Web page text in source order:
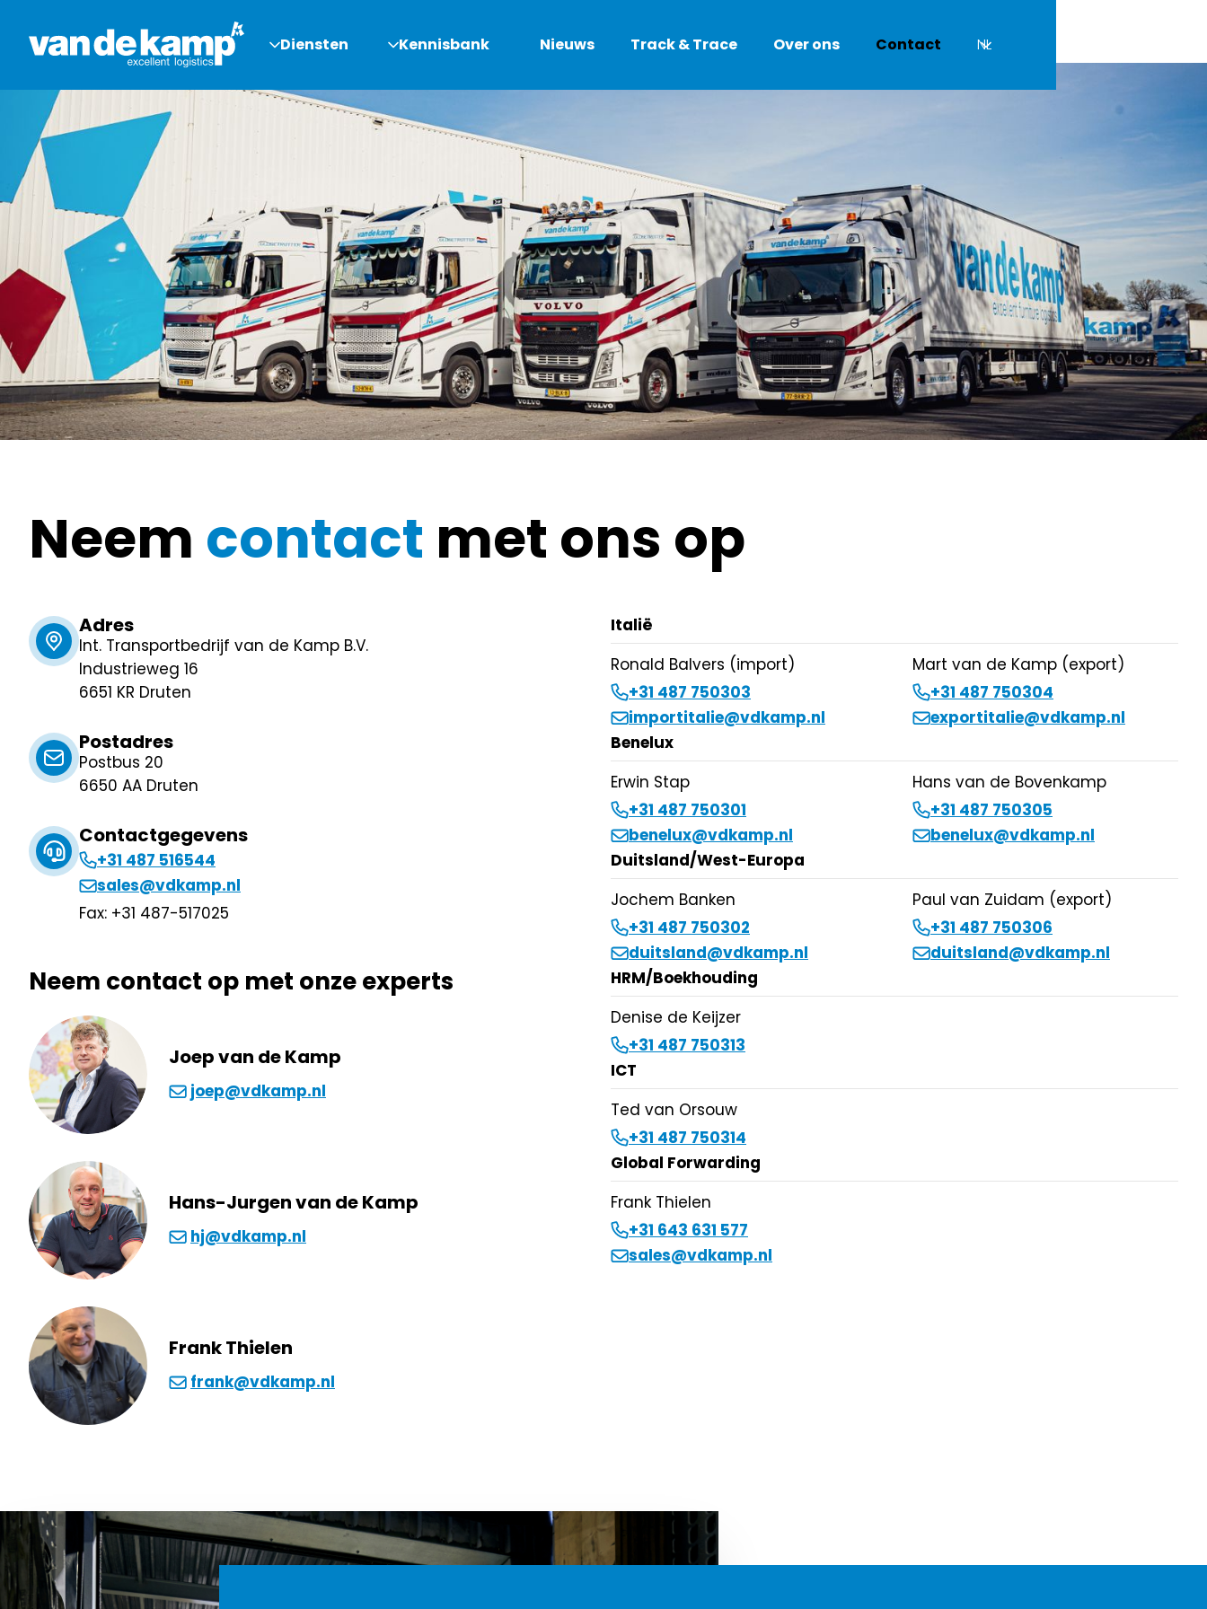
Diensten Kennisbank Nieuws Track & Trace Over ons Contact NL
Neem contact met ons op
Adres
Int. Transportbedrijf van de Kamp B.V.
Industrieweg 16
6651 KR Druten
Postadres
Postbus 20
6650 AA Druten
Contactgegevens
+31 487 516544
sales@vdkamp.nl
Fax: +31 487-517025
Neem contact op met onze experts
Joep van de Kamp
joep@vdkamp.nl
Hans-Jurgen van de Kamp
hj@vdkamp.nl
Frank Thielen
frank@vdkamp.nl
Italië
Ronald Balvers (import)
+31 487 750303
importitalie@vdkamp.nl
Mart van de Kamp (export)
+31 487 750304
exportitalie@vdkamp.nl
Benelux
Erwin Stap
+31 487 750301
benelux@vdkamp.nl
Hans van de Bovenkamp
+31 487 750305
benelux@vdkamp.nl
Duitsland/West-Europa
Jochem Banken
+31 487 750302
duitsland@vdkamp.nl
Paul van Zuidam (export)
+31 487 750306
duitsland@vdkamp.nl
HRM/Boekhouding
Denise de Keijzer
+31 487 750313
ICT
Ted van Orsouw
+31 487 750314
Global Forwarding
Frank Thielen
+31 643 631 577
sales@vdkamp.nl